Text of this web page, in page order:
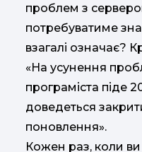
проблем з
потребуватиме
взагалі означає?
«На усунення
програміста піде
доведеться
поновлення».
Кожен раз, коли